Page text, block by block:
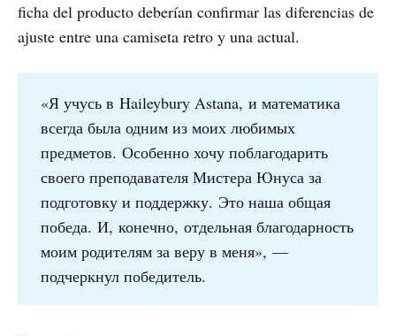
ficha del producto deberían confirmar las diferencias de
ajuste entre una camiseta retro y una actual.
«Я учусь в Haileybury Astana, и математика
всегда была одним из моих любимых
предметов. Особенно хочу поблагодарить
своего преподавателя Мистера Юнуса за
подготовку и поддержку. Это наша общая
победа. И, конечно, отдельная благодарность
моим родителям за веру в меня», —
подчеркнул победитель.